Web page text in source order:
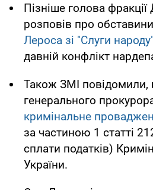
Пізніше голова
розповів про обставини
Лероса зі "Слуги народу"
давній конфлікт
Також ЗМІ
генерального
кримінальне
за частиною 1 статті
сплати податків)
України.